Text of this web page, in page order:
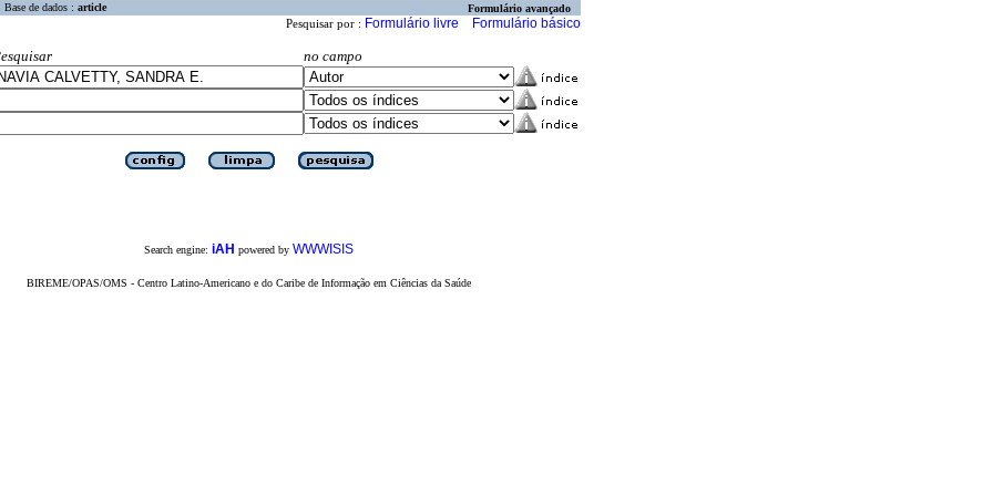
Base de dados : article Formulário avançado
Pesquisar por : Formulário livre Formulário básico
no campo
Search engine: iAH powered by WWWISIS
BIREME/OPAS/OMS - Centro Latino-Americano e do Caribe de Informação em Ciências da Saúde